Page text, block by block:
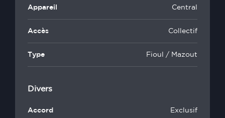
Appareil Central
Accès Collectif
Type Fioul / Mazout
Divers
Accord Exclusif